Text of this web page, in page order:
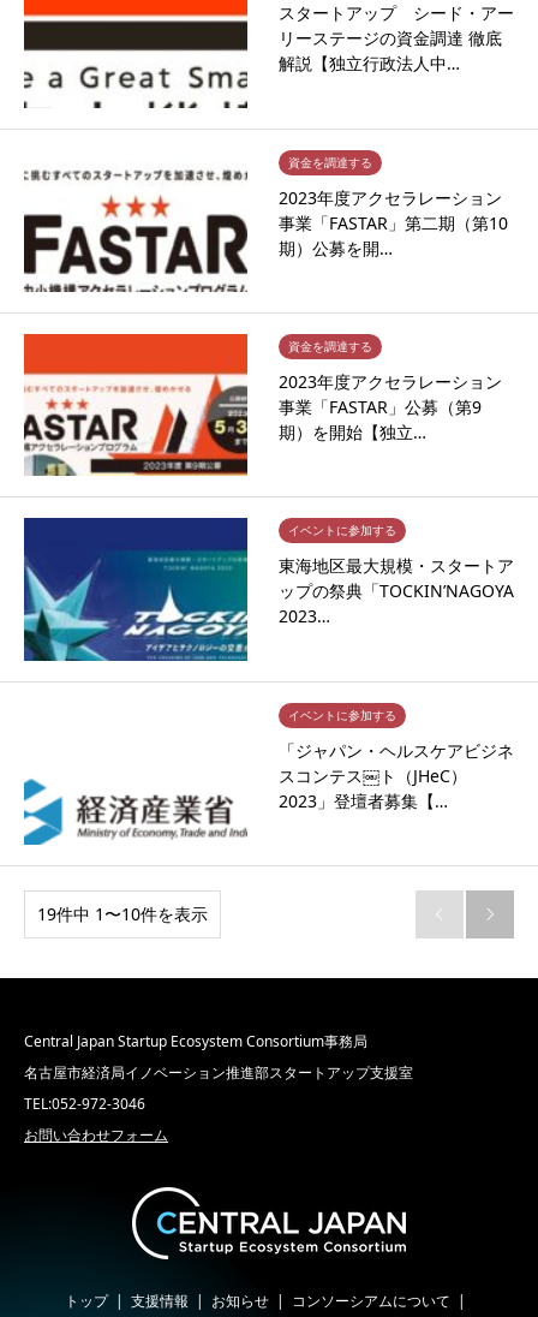
スタートアップ シード・アー
リーステージの資金調達 徹底
解説【独立行政法人中…
資金を調達する
2023年度アクセラレーション
事業「FASTAR」第二期（第10
期）公募を開…
資金を調達する
2023年度アクセラレーション
事業「FASTAR」公募（第9
期）を開始【独立…
イベントに参加する
東海地区最大規模・スタートア
ップの祭典「TOCKIN’NAGOYA
2023…
イベントに参加する
「ジャパン・ヘルスケアビジネ
スコンテス￼ト（JHeC）
2023」登壇者募集【…
19件中 1〜10件を表示  
Central Japan Startup Ecosystem Consortium事務局
名古屋市経済局イノベーション推進部スタートアップ支援室
TEL:052-972-3046
お問い合わせフォーム
トップ 支援情報 お知らせ コンソーシアムについて